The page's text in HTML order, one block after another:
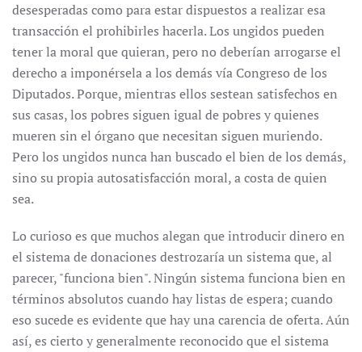
desesperadas como para estar dispuestos a realizar esa
transacción el prohibirles hacerla. Los ungidos pueden
tener la moral que quieran, pero no deberían arrogarse el
derecho a imponérsela a los demás vía Congreso de los
Diputados. Porque, mientras ellos sestean satisfechos en
sus casas, los pobres siguen igual de pobres y quienes
mueren sin el órgano que necesitan siguen muriendo.
Pero los ungidos nunca han buscado el bien de los demás,
sino su propia autosatisfacción moral, a costa de quien
sea.
Lo curioso es que muchos alegan que introducir dinero en
el sistema de donaciones destrozaría un sistema que, al
parecer, "funciona bien". Ningún sistema funciona bien en
términos absolutos cuando hay listas de espera; cuando
eso sucede es evidente que hay una carencia de oferta. Aún
así, es cierto y generalmente reconocido que el sistema